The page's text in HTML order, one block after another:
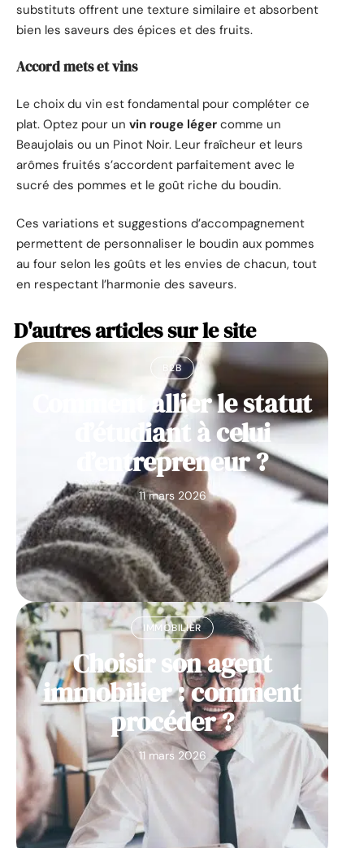
substituts offrent une texture similaire et absorbent
bien les saveurs des épices et des fruits.
Accord mets et vins
Le choix du vin est fondamental pour compléter ce
plat. Optez pour un vin rouge léger comme un
Beaujolais ou un Pinot Noir. Leur fraîcheur et leurs
arômes fruités s’accordent parfaitement avec le
sucré des pommes et le goût riche du boudin.
Ces variations et suggestions d’accompagnement
permettent de personnaliser le boudin aux pommes
au four selon les goûts et les envies de chacun, tout
en respectant l’harmonie des saveurs.
D'autres articles sur le site
B2B
Comment allier le statut
d’étudiant à celui
d’entrepreneur ?
11 mars 2026
IMMOBILIER
Choisir son agent
immobilier : comment
procéder ?
11 mars 2026